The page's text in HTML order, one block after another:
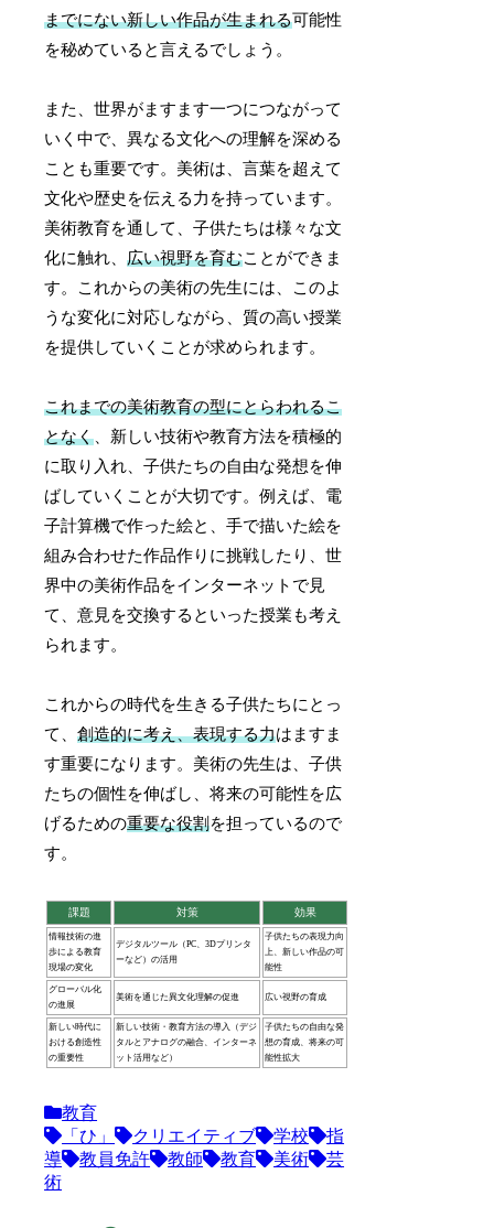
までにない新しい作品が生まれる可能性
を秘めていると言えるでしょう。
また、世界がますます一つにつながって
いく中で、異なる文化への理解を深める
ことも重要です。美術は、言葉を超えて
文化や歴史を伝える力を持っています。
美術教育を通して、子供たちは様々な文
化に触れ、広い視野を育むことができま
す。これからの美術の先生には、このよ
うな変化に対応しながら、質の高い授業
を提供していくことが求められます。
これまでの美術教育の型にとらわれるこ
となく 、新しい技術や教育方法を積極的
に取り入れ、子供たちの自由な発想を伸
ばしていくことが大切です。例えば、電
子計算機で作った絵と、手で描いた絵を
組み合わせた作品作りに挑戦したり、世
界中の美術作品をインターネットで見
て、意見を交換するといった授業も考え
られます。
これからの時代を生きる子供たちにとっ
て、創造的に考え、表現する力はますま
す重要になります。美術の先生は、子供
たちの個性を伸ばし、将来の可能性を広
げるための重要な役割を担っているので
す。
課題 対策 効果
情報技術の進
歩による教育
現場の変化
デジタルツール（PC、3Dプリンタ
ーなど）の活用
子供たちの表現力向
上、新しい作品の可
能性
グローバル化
の進展
美術を通じた異文化理解の促進 広い視野の育成
新しい時代に
おける創造性
の重要性
新しい技術・教育方法の導入（デジ
タルとアナログの融合、インターネ
ット活用など）
子供たちの自由な発
想の育成、将来の可
能性拡大
教育
「ひ」
クリエイティブ 学校
指
導
教員免許 教師 教育 美術
芸
術